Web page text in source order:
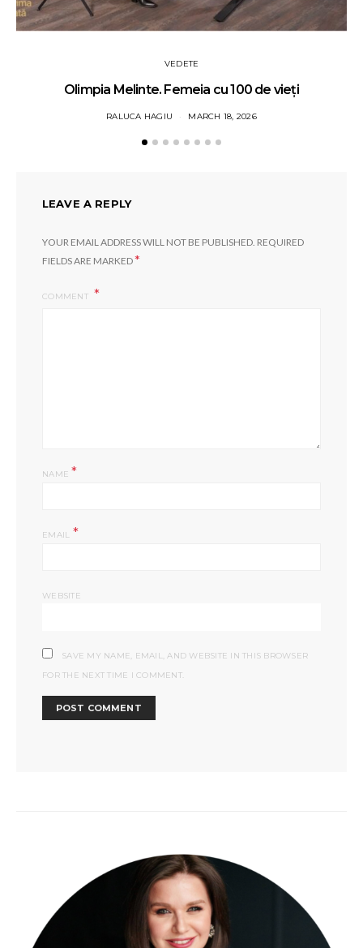
VEDETE
Olimpia Melinte. Femeia cu 100 de vieți
RALUCA HAGIU MARCH 18, 2026
LEAVE A REPLY
YOUR EMAIL ADDRESS WILL NOT BE PUBLISHED. REQUIRED
FIELDS ARE MARKED*
COMMENT
NAME*
EMAIL *
WEBSITE
SAVE MY NAME, EMAIL, AND WEBSITE IN THIS BROWSER
FOR THE NEXT TIME I COMMENT.